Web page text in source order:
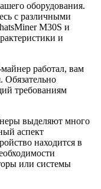
оборудования.
с различными
M30S и
и
работал, вам
Обязательно
требованиям
выделяют много
аспект
находится в
или системы